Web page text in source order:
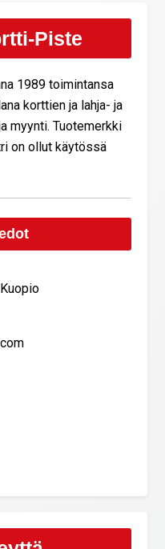
Piste
1989 toimintansa
korttien ja lahja- ja
myynti. Tuotemerkki
on ollut käytössä